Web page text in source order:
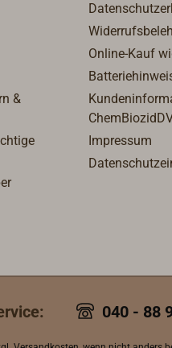
&
Online-Kauf
Impressum
040 - 88